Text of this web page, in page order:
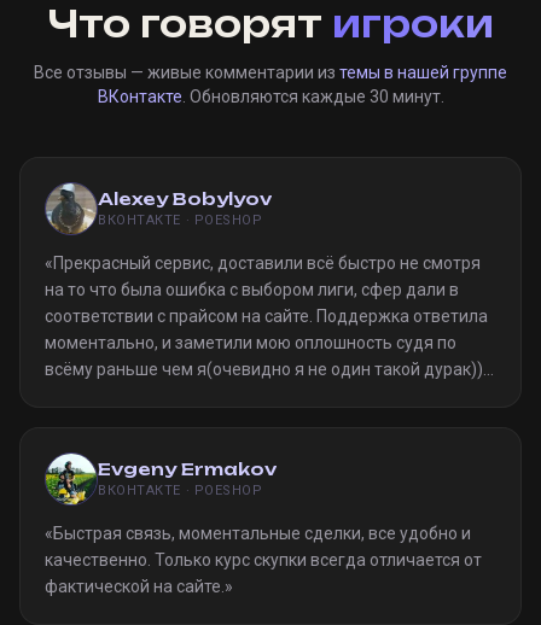
Что говорят игроки
Все отзывы — живые комментарии из темы в нашей группе
ВКонтакте . Обновляются каждые 30 минут.
Alexey Bobylyov
ВКОНТАКТЕ · POESHOP
«Прекрасный сервис, доставили всё быстро не смотря
на то что была ошибка с выбором лиги, сфер дали в
соответствии с прайсом на сайте. Поддержка ответила
моментально, и заметили мою оплошность судя по
всёму раньше чем я(очевидно я не один такой дурак)).
Evgeny Ermakov
ВКОНТАКТЕ · POESHOP
«Быстрая связь, моментальные сделки, все удобно и
качественно. Только курс скупки всегда отличается от
фактической на сайте. »